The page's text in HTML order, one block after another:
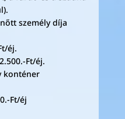
személy díja
éj.
Ft/éj.
konténer
Ft/éj